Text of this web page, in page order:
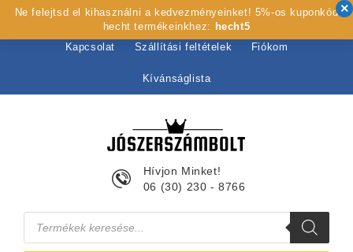
Kezdőlap Rólunk Webshop Szolgáltatások
Kapcsolat Szállítási feltételek Fiókom
Kívánságlista
Hívjon Minket!
06 (30) 230 - 8766
Products
search
Ne felejtsd el kihasználni a kedvezményeinket! 5%-os kuponkód
hecht termékeinkhez: hecht5